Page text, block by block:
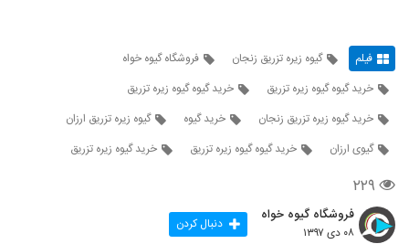
فیلم گیوه زیره تزریق زنجان
فروشگاه گیوه خواه
خرید گیوه گیوه زیره تزریق
خرید گیوه گیوه زیره تزریق
خرید گیوه زیره تزریق زنجان
خرید گیوه
گیوه زیره تزریق ارزان
گیوی ارزان
خرید گیوه گیوه زیره تزریق خرید گیوه زیره تزریق
۲۲۹
فروشگاه گیوه خواه
۰۸ دی ۱۳۹۷ دنبال کردن